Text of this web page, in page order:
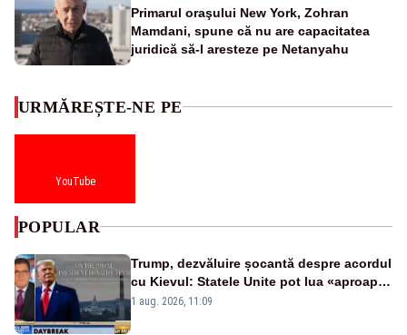
Primarul oraşului New York, Zohran
Mamdani, spune că nu are capacitatea
juridică să-l aresteze pe Netanyahu
URMĂREȘTE-NE PE
YouTube
POPULAR
Trump, dezvăluire șocantă despre acordul
cu Kievul: Statele Unite pot lua «aproape
tot ce vor» din minele Ucrainei”
1 aug. 2026, 11:09